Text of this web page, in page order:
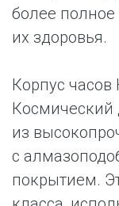
более полное
их здоровья.
Корпус часов
Космический
из
с
покрытием.